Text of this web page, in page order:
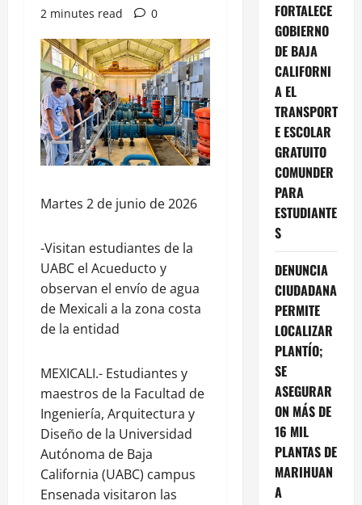
2 minutes read
0
Martes 2 de junio de 2026
-Visitan estudiantes de la
UABC el Acueducto y
observan el envío de agua
de Mexicali a la zona costa
de la entidad
MEXICALI.- Estudiantes y
maestros de la Facultad de
Ingeniería, Arquitectura y
Diseño de la Universidad
Autónoma de Baja
California (UABC) campus
Ensenada visitaron las
FORTALECE
GOBIERNO
DE BAJA
CALIFORNI
A EL
TRANSPORT
E ESCOLAR
GRATUITO
COMUNDER
PARA
ESTUDIANTE
S
DENUNCIA
CIUDADANA
PERMITE
LOCALIZAR
PLANTÍO;
SE
ASEGURAR
ON MÁS DE
16 MIL
PLANTAS DE
MARIHUAN
A